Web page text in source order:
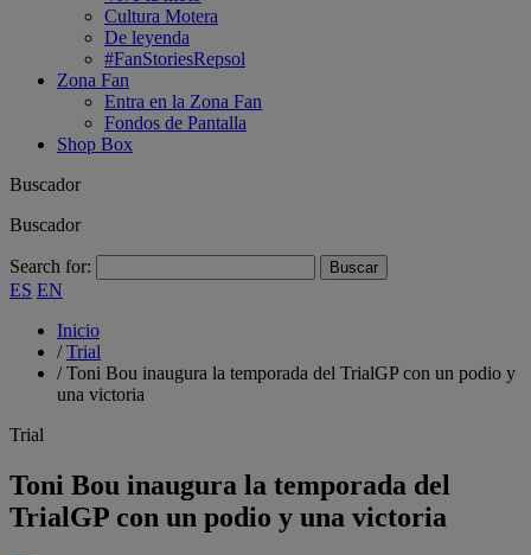
Cultura Motera
De leyenda
#FanStoriesRepsol
Zona Fan
Entra en la Zona Fan
Fondos de Pantalla
Shop Box
Buscador
Buscador
Search for:
ES EN
Inicio
/Trial
/Toni Bou inaugura la temporada del TrialGP con un podio y
una victoria
Trial
Toni Bou inaugura la temporada del
TrialGP con un podio y una victoria